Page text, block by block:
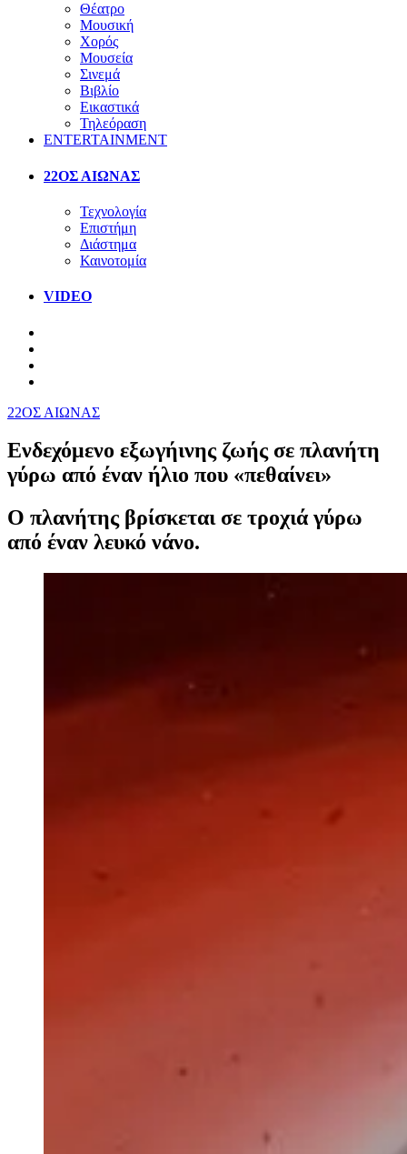
Θέατρο
Μουσική
Χορός
Μουσεία
Σινεμά
Βιβλίο
Εικαστικά
Τηλεόραση
ENTERTAINMENT
22ΟΣ ΑΙΩΝΑΣ
Τεχνολογία
Επιστήμη
Διάστημα
Καινοτομία
VIDEO
22ΟΣ ΑΙΩΝΑΣ
Ενδεχόμενο εξωγήινης ζωής σε πλανήτη
γύρω από έναν ήλιο που «πεθαίνει»
Ο πλανήτης βρίσκεται σε τροχιά γύρω
από έναν λευκό νάνο.